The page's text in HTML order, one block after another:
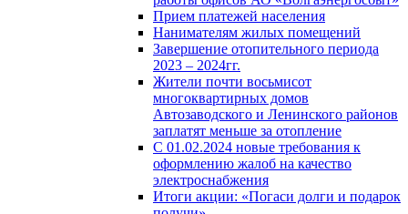
Прием платежей населения
Нанимателям жилых помещений
Завершение отопительного периода
2023 – 2024гг.
Жители почти восьмисот
многоквартирных домов
Автозаводского и Ленинского районов
заплатят меньше за отопление
С 01.02.2024 новые требования к
оформлению жалоб на качество
электроснабжения
Итоги акции: «Погаси долги и подарок